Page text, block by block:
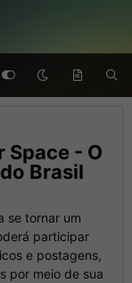
Space - O
Brasil
se tornar um
participar
e postagens,
por meio de sua